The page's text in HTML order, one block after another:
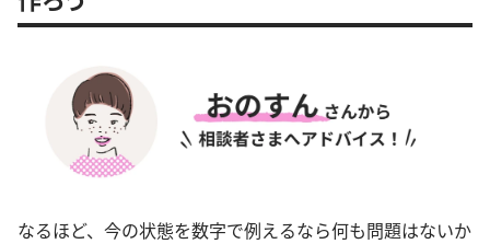
なるほど、今の状態を数字で例えるなら何も問題はないか